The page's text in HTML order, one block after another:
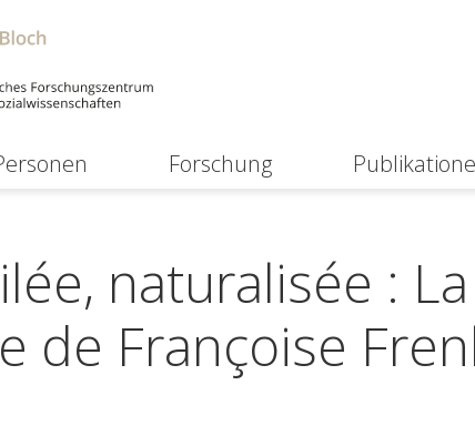
Forschung
naturalisée :
de Françoise